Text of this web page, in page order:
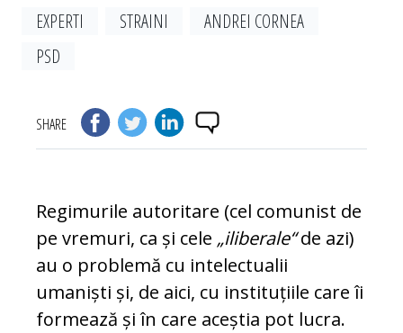
EXPERTI
STRAINI
ANDREI CORNEA
PSD
SHARE
Regimurile autoritare (cel comunist de
pe vre­muri, ca și cele „iliberale“de azi)
au o problemă cu intelectualii
umaniști și, de aici, cu instituțiile care îi
formează și în care aceștia pot lucra.